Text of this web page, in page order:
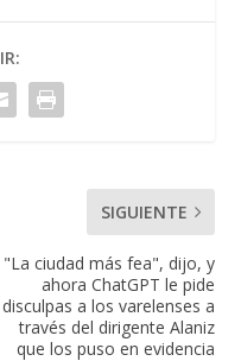
SIGUIENTE
"La ciudad más fea", dijo, y
ahora ChatGPT le pide
disculpas a los varelenses a
través del dirigente Alaniz
que los puso en evidencia